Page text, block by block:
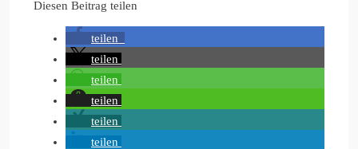
Diesen Beitrag teilen
teilen
teilen
teilen
teilen
teilen
teilen